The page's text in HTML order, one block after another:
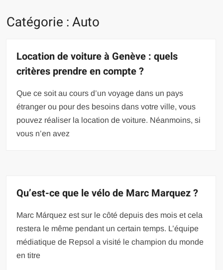
Catégorie :Auto
Location de voiture à Genève : quels
critères prendre en compte ?
Que ce soit au cours d’un voyage dans un pays
étranger ou pour des besoins dans votre ville, vous
pouvez réaliser la location de voiture. Néanmoins, si
vous n’en avez
Qu’est-ce que le vélo de Marc Marquez ?
Marc Márquez est sur le côté depuis des mois et cela
restera le même pendant un certain temps. L’équipe
médiatique de Repsol a visité le champion du monde
en titre